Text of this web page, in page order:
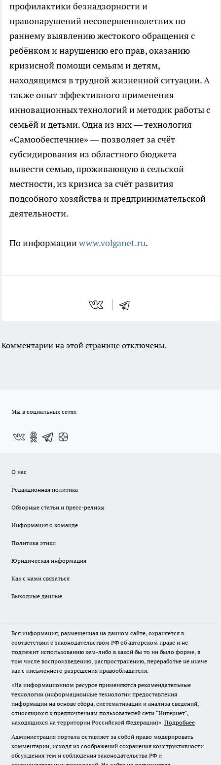
профилактики безнадзорности и
правонарушений несовершеннолетних по
раннему выявлению жестокого обращения с
ребёнком и нарушению его прав, оказанию
кризисной помощи семьям и детям,
находящимся в трудной жизненной ситуации. А
также опыт эффективного применения
инновационных технологий и методик работы с
семьёй и детьми. Одна из них — технология
«Самообеспечние» — позволяет за счёт
субсидирования из областного бюджета
вывести семью, проживающую в сельской
местности, из кризиса за счёт развития
подсобного хозяйства и предпринимательской
деятельности.
По информацииwww.volganet.ru.
Комментарии на этой странице отключены.
Мы в социальных сетях
О нас
Редакционная политика
Обзорные статьи и пресс-релизы
Информация о команде
Политика этики
Юридическая информация
Как с нами связаться
Выходные данные
Вся информация, размещенная на данном сайте, охраняется в
соответствии с законодательством РФ об авторском праве и не
подлежит использованию кем-либо в какой бы то ни было форме, в
том числе воспроизведению, распространению, переработке не иначе
как с письменного разрешения правообладателя.
«На информационном ресурсе применяются рекомендательные
технологии (информационные технологии предоставления
информации на основе сбора, систематизации и анализа сведений,
относящихся к предпочтениям пользователей сети "Интернет",
находящихся на территории Российской Федерации)». Подробнее
Администрация портала оставляет за собой право модерировать
комментарии, исходя из соображений сохранения конструктивности
обсуждения тем и соблюдения законодательства РФ и